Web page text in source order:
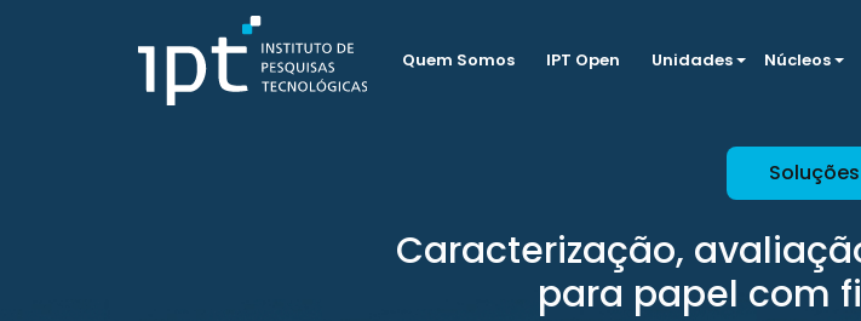
Quem Somos IPT Open Unidades Núcleos
Soluções
Caracterização,
para papel com